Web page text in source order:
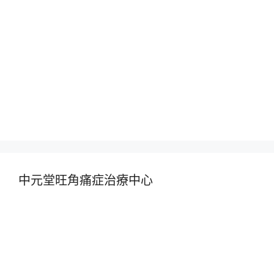
中元堂旺角痛症治療中心